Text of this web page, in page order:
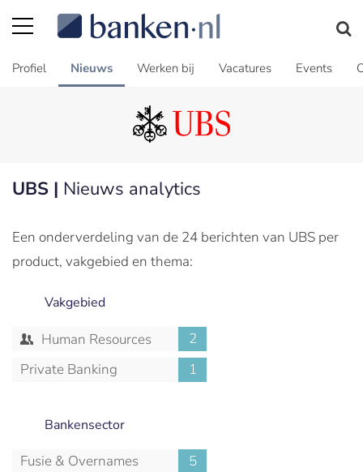
Profiel Nieuws Werken bij Vacatures Events
UBS | Nieuws analytics
Een onderverdeling van de 24 berichten van UBS per
product, vakgebied en thema:
Vakgebied
Human Resources
2
Private Banking
1
Bankensector
Fusie & Overnames
5